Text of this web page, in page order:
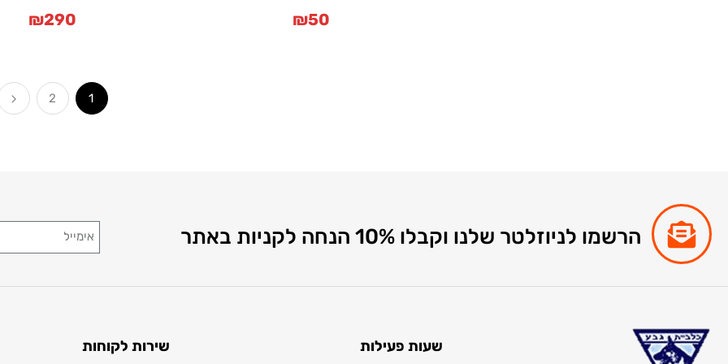
₪50
₪290
1
2
הרשמו לניוזלטר שלנו וקבלו 10% הנחה לקניות באתר
שעות פעילות שירות לקוחות